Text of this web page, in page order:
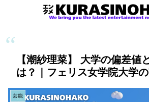
【潮紗理菜】 大学の偏差値
は？｜フェリス女学院大学
芸能